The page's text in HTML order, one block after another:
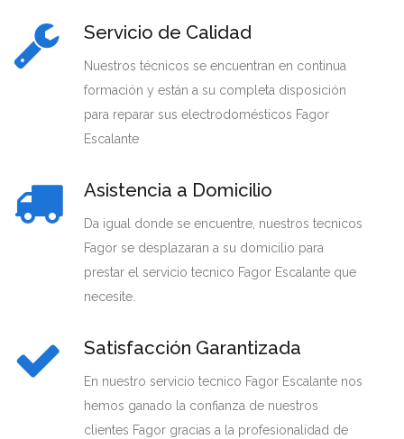
Servicio de Calidad
Nuestros técnicos se encuentran en continua
formación y están a su completa disposición
para reparar sus electrodomésticos Fagor
Escalante
Asistencia a Domicilio
Da igual donde se encuentre, nuestros tecnicos
Fagor se desplazaran a su domicilio para
prestar el servicio tecnico Fagor Escalante que
necesite.
Satisfacción Garantizada
En nuestro servicio tecnico Fagor Escalante nos
hemos ganado la confianza de nuestros
clientes Fagor gracias a la profesionalidad de